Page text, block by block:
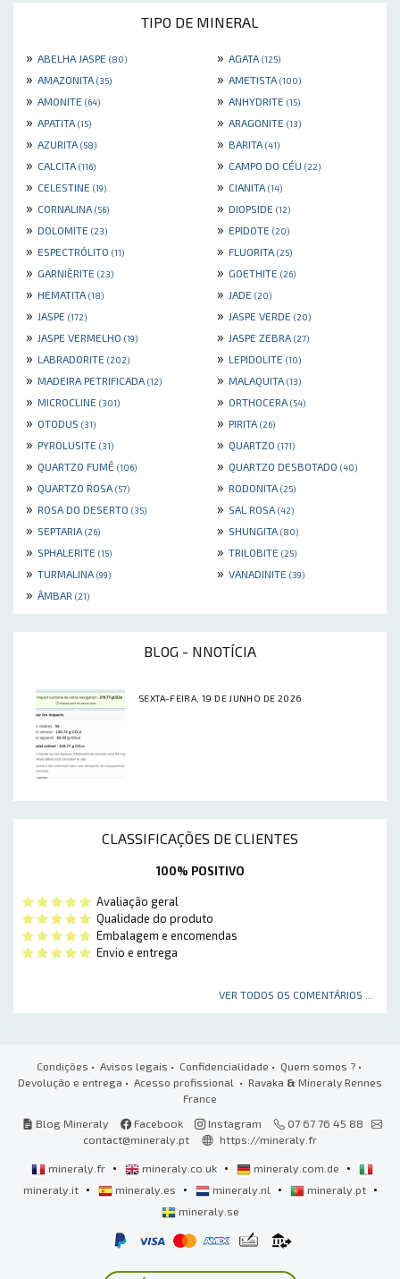
TIPO DE MINERAL
» ABELHA JASPE (80) » AGATA (125)
» AMAZONITA (35) » AMETISTA (100)
» AMONITE (64) » ANHYDRITE (15)
» APATITA (15) » ARAGONITE (13)
» AZURITA (58) » BARITA (41)
» CALCITA (116) » CAMPO DO CÉU (22)
» CELESTINE (19) » CIANITA (14)
» CORNALINA (56) » DIOPSIDE (12)
» DOLOMITE (23) » EPIDOTE (20)
» ESPECTRÓLITO (11) » FLUORITA (25)
» GARNIÈRITE (23) » GOETHITE (26)
» HEMATITA (18) » JADE (20)
» JASPE (172) » JASPE VERDE (20)
» JASPE VERMELHO (19) » JASPE ZEBRA (27)
» LABRADORITE (202) » LEPIDOLITE (10)
» MADEIRA PETRIFICADA (12) » MALAQUITA (13)
» MICROCLINE (301) » ORTHOCERA (54)
» OTODUS (31) » PIRITA (26)
» PYROLUSITE (31) » QUARTZO (171)
» QUARTZO FUMÊ (106) » QUARTZO DESBOTADO (40)
» QUARTZO ROSA (57) » RODONITA (25)
» ROSA DO DESERTO (35) » SAL ROSA (42)
» SEPTARIA (26) » SHUNGITA (80)
» SPHALERITE (15) » TRILOBITE (25)
» TURMALINA (99) » VANADINITE (39)
» ÂMBAR (21)
BLOG - NNOTÍCIA
SEXTA-FEIRA, 19 DE JUNHO DE 2026
CLASSIFICAÇÕES DE CLIENTES
100% POSITIVO
Avaliação geral
Qualidade do produto
Embalagem e encomendas
Envio e entrega
VER TODOS OS COMENTÁRIOS ...
Condições • Avisos legais • Confidencialidade • Quem somos ?•
Devolução e entrega • Acesso profissional • Ravaka & Mineraly Rennes
France
Blog Mineraly
Facebook Instagram
07 67 76 45 88
contact@mineraly.pt
https://mineraly.fr
mineraly.fr • mineraly.co.uk • mineraly.com.de •
mineraly.it • mineraly.es • mineraly.nl • mineraly.pt •
mineraly.se